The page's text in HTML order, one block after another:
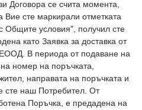
Договора се счита момента,
Вие сте маркирали отметката
Общите условия", получил сте
като Заявка за доставка от
В периода от подаване на
номер на поръчката,
направата на поръчката и
сте наш Потребител. От
Поръчка, е предадена на